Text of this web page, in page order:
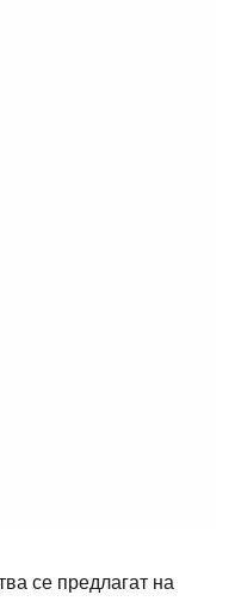
се предлагат на